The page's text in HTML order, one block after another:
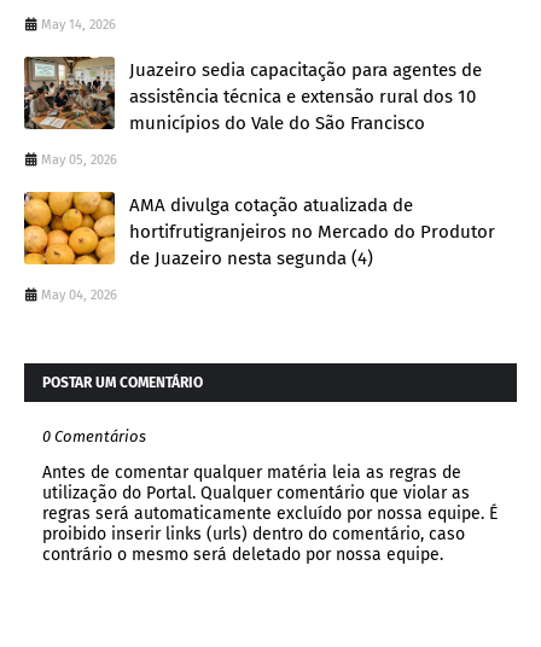
May 14, 2026
Juazeiro sedia capacitação para agentes de
assistência técnica e extensão rural dos 10
municípios do Vale do São Francisco
May 05, 2026
AMA divulga cotação atualizada de
hortifrutigranjeiros no Mercado do Produtor
de Juazeiro nesta segunda (4)
May 04, 2026
POSTAR UM COMENTÁRIO
0 Comentários
Antes de comentar qualquer matéria leia as regras de
utilização do Portal. Qualquer comentário que violar as
regras será automaticamente excluído por nossa equipe. É
proibido inserir links (urls) dentro do comentário, caso
contrário o mesmo será deletado por nossa equipe.